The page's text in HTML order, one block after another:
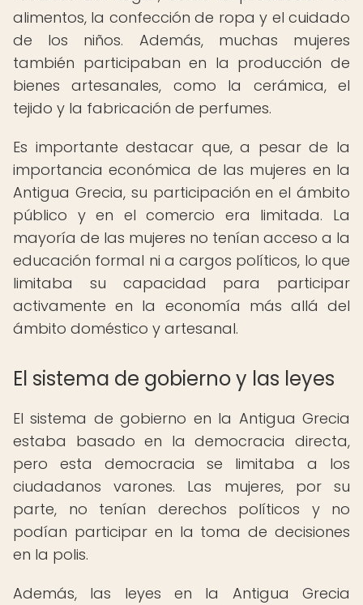
alimentos, la confección de ropa y el cuidado
de los niños. Además, muchas mujeres
también participaban en la producción de
bienes artesanales, como la cerámica, el
tejido y la fabricación de perfumes.
Es importante destacar que, a pesar de la
importancia económica de las mujeres en la
Antigua Grecia, su participación en el ámbito
público y en el comercio era limitada. La
mayoría de las mujeres no tenían acceso a la
educación formal ni a cargos políticos, lo que
limitaba su capacidad para participar
activamente en la economía más allá del
ámbito doméstico y artesanal.
El sistema de gobierno y las leyes
El sistema de gobierno en la Antigua Grecia
estaba basado en la democracia directa,
pero esta democracia se limitaba a los
ciudadanos varones. Las mujeres, por su
parte, no tenían derechos políticos y no
podían participar en la toma de decisiones
en la polis.
Además, las leyes en la Antigua Grecia